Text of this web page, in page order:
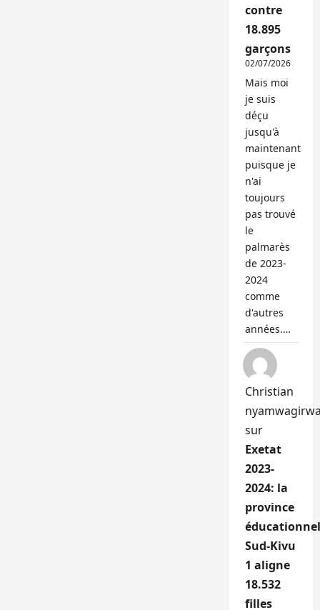
contre
18.895
garçons
02/07/2026
Mais moi
je suis
déçu
jusqu'à
maintenant
puisque je
n'ai
toujours
pas trouvé
le
palmarès
de 2023-
2024
comme
d'autres
années.…
Christian
sur
Exetat
2023-
2024: la
province
Sud-Kivu
1 aligne
18.532
filles